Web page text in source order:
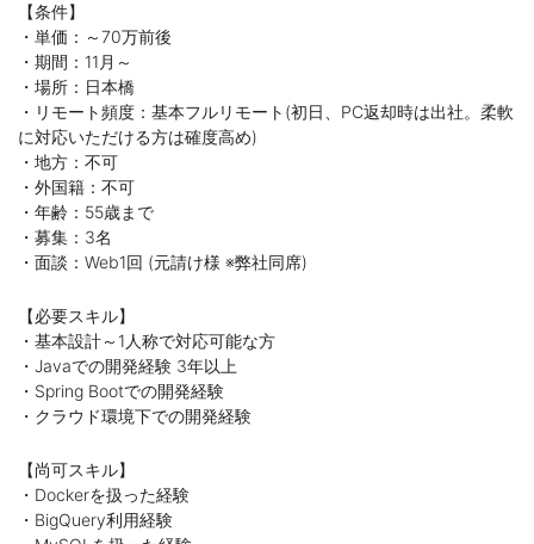
【条件】
・単価：～70万前後
・期間：11月～
・場所：日本橋
・リモート頻度：基本フルリモート(初日、PC返却時は出社。柔軟
に対応いただける方は確度高め)
・地方：不可
・外国籍：不可
・年齢：55歳まで
・募集：3名
・面談：Web1回 (元請け様 ※弊社同席)
【必要スキル】
・基本設計～1人称で対応可能な方
・Javaでの開発経験 3年以上
・Spring Bootでの開発経験
・クラウド環境下での開発経験
【尚可スキル】
・Dockerを扱った経験
・BigQuery利用経験